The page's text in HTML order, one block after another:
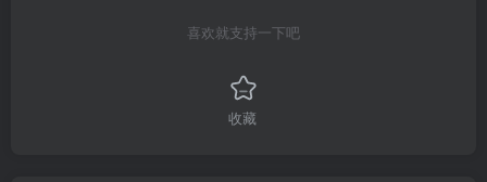
喜欢就支持一下吧
收藏